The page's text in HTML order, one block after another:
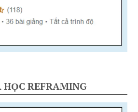
HỌC REFRAMING